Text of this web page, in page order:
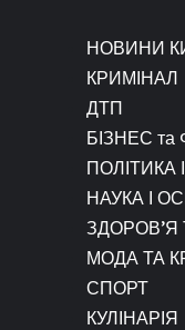
НОВИНИ
КРИМІНАЛ
ДТП
БІЗНЕС
ПОЛІТИКА
НАУКА І
МОДА ТА
СПОРТ
КУЛІНАРІЯ